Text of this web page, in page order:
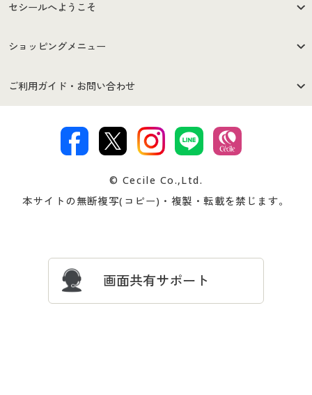
セシールへようこそ
はじめての方へ
セシールご利用規約
著作権・商標について 会社案内
ショッピングメニュー
商品カテゴリ
プレゼント＆キャンペーン サイトマップ
ご利用ガイド・お問い合わせ
交換・返品は お支払は
ついて
忘れの場合
© Cecile Co.,Ltd.
本サイトの無断複写(コピー)・複製・転載を禁じます。
画面共有サポート